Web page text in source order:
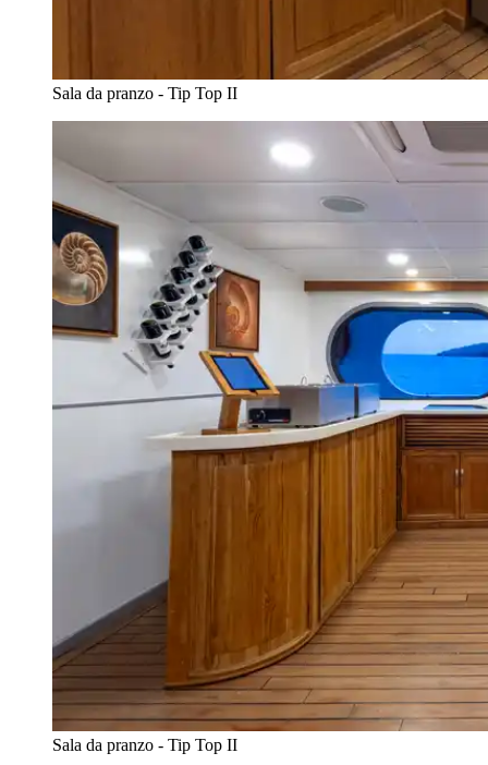
Sala da pranzo - Tip Top II
Sala da pranzo - Tip Top II